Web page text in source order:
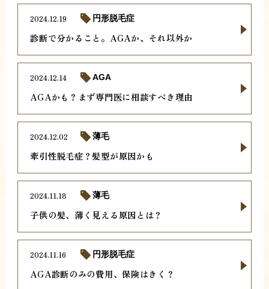
診断で分かること。AGAか、それ以外か
2024.12.19 円形脱毛症
AGAかも？まず専門医に相談すべき理由
2024.12.14 AGA
牽引性脱毛症？髪型が原因かも
2024.12.02 薄毛
子供の髪、薄く見える原因とは？
2024.11.18 薄毛
AGA診断のみの費用、保険はきく？
2024.11.16 円形脱毛症